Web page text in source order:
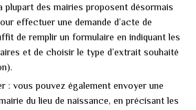
plupart des mairies proposent désormais
effectuer une demande d’acte de
de remplir un formulaire en indiquant les
et de choisir le type d’extrait souhaité
: vous pouvez également envoyer une
du lieu de naissance, en précisant les